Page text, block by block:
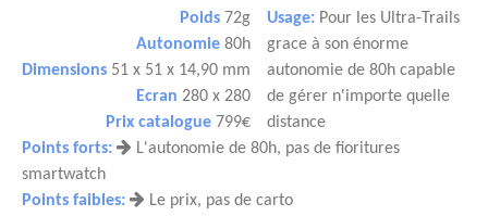
Poids 72g
Autonomie 80h
Dimensions 51 x 51 x 14,90 mm
Ecran 280 x 280
Prix catalogue 799€
Usage: Pour les Ultra-Trails
grace à son énorme
autonomie de 80h capable
de gérer n'importe quelle
distance
Points forts:
L'autonomie de 80h, pas de fioritures
smartwatch
Points faibles:
Le prix, pas de carto